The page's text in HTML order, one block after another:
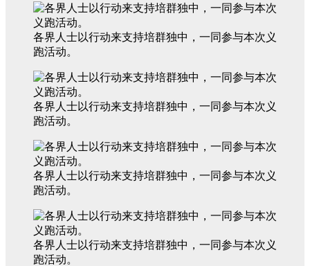
各界人士以行动来支持培群独中，一同参与本次义
跑活动。
各界人士以行动来支持培群独中，一同参与本次义
跑活动。
各界人士以行动来支持培群独中，一同参与本次义
跑活动。
各界人士以行动来支持培群独中，一同参与本次义
跑活动。